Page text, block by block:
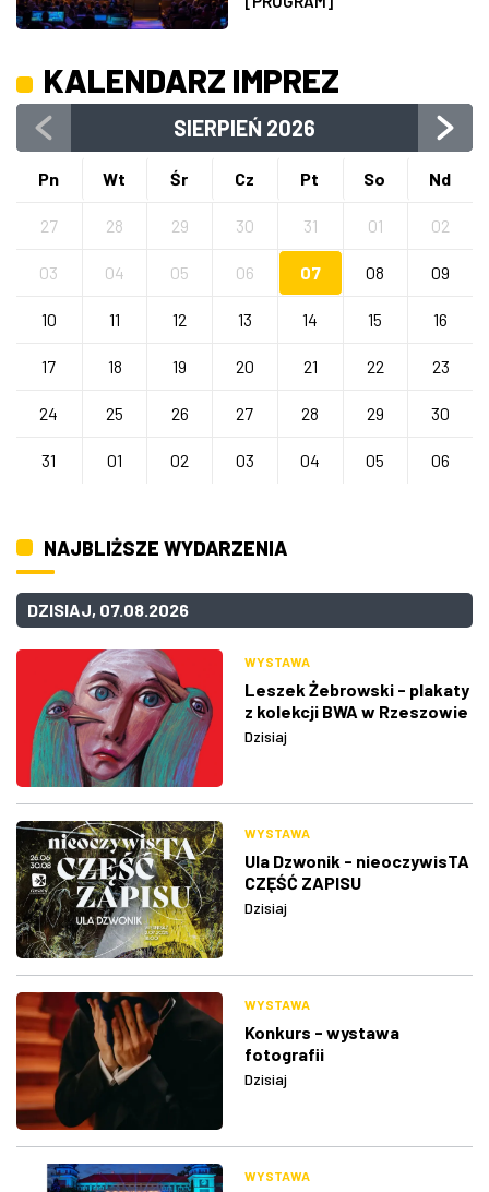
KALENDARZ IMPREZ
SIERPIEŃ 2026
Pn Wt Śr Cz Pt So Nd
27 28 29 30 31 01 02
03 04 05 06 07 08 09
10 11 12 13 14 15 16
17 18 19 20 21 22 23
24 25 26 27 28 29 30
31 01 02 03 04 05 06
NAJBLIŻSZE WYDARZENIA
DZISIAJ, 07.08.2026
WYSTAWA
Leszek Żebrowski - plakaty
z kolekcji BWA w Rzeszowie
Dzisiaj
WYSTAWA
Ula Dzwonik - nieoczywisTA
CZĘŚĆ ZAPISU
Dzisiaj
WYSTAWA
Konkurs - wystawa
fotografii
Dzisiaj
WYSTAWA